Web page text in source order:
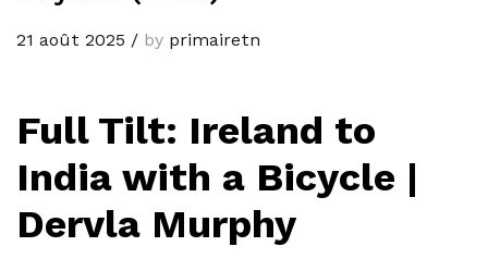
21 août 2025 / by primairetn
Full Tilt: Ireland to
India with a Bicycle |
Dervla Murphy